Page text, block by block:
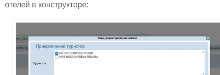
отелей в конструкторе: